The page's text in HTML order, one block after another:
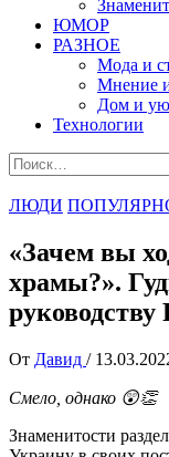
ЮМОР
РАЗНОЕ
Мода и
Мнение
Дом и
Технологии
Найти:
ЛЮДИ
«Зачем вы
храмы?».
От Давид /
Смело, однако 😲👏
Знаменитости